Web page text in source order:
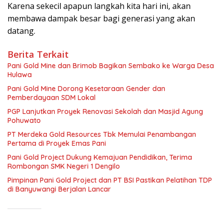
Karena sekecil apapun langkah kita hari ini, akan
membawa dampak besar bagi generasi yang akan
datang.
Berita Terkait
Pani Gold Mine dan Brimob Bagikan Sembako ke Warga Desa
Hulawa
Pani Gold Mine Dorong Kesetaraan Gender dan
Pemberdayaan SDM Lokal
PGP Lanjutkan Proyek Renovasi Sekolah dan Masjid Agung
Pohuwato
PT Merdeka Gold Resources Tbk Memulai Penambangan
Pertama di Proyek Emas Pani
Pani Gold Project Dukung Kemajuan Pendidikan, Terima
Rombongan SMK Negeri 1 Dengilo
Pimpinan Pani Gold Project dan PT BSI Pastikan Pelatihan TDP
di Banyuwangi Berjalan Lancar